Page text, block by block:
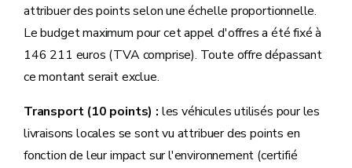
attribuer des points selon une échelle proportionnelle.
Le budget maximum pour cet appel d'offres a été fixé à
146 211 euros (TVA comprise). Toute offre dépassant
ce montant serait exclue.
Transport (10 points) : les véhicules utilisés pour les
livraisons locales se sont vu attribuer des points en
fonction de leur impact sur l'environnement (certifié